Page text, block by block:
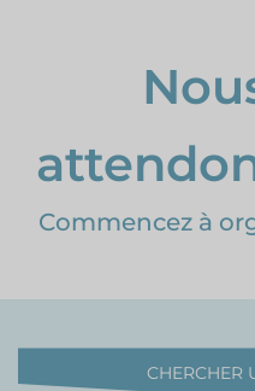
Commencez à
CHERCHER